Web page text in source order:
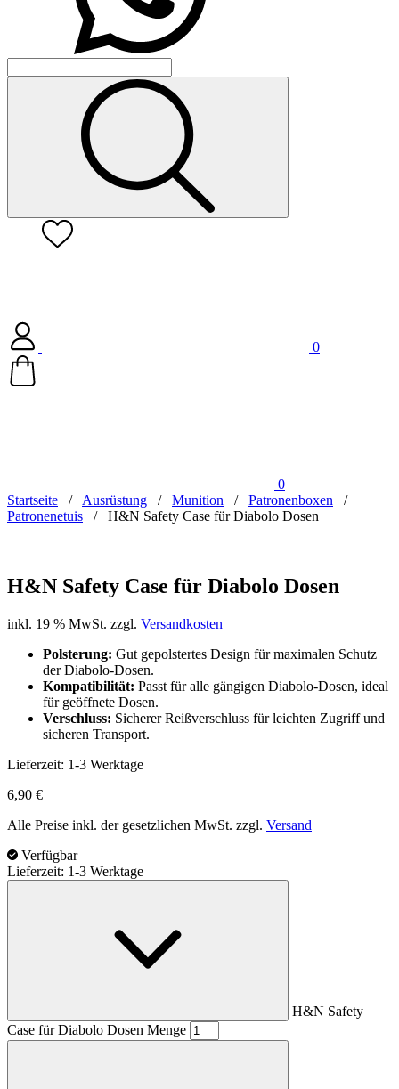
0
0
Startseite / Ausrüstung / Munition / Patronenboxen /
Patronenetuis / H&N Safety Case für Diabolo Dosen
H&N Safety Case für Diabolo Dosen
inkl. 19 % MwSt. zzgl. Versandkosten
Polsterung: Gut gepolstertes Design für maximalen Schutz
der Diabolo-Dosen.
Kompatibilität: Passt für alle gängigen Diabolo-Dosen, ideal
für geöffnete Dosen.
Verschluss: Sicherer Reißverschluss für leichten Zugriff und
sicheren Transport.
Lieferzeit: 1-3 Werktage
6,90 €
Alle Preise inkl. der gesetzlichen MwSt. zzgl. Versand
Verfügbar
Lieferzeit: 1-3 Werktage
H&N Safety
Case für Diabolo Dosen Menge